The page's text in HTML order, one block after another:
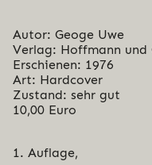
Autor: Geoge Uwe
Verlag: Hoffmann und
Erschienen: 1976
Art: Hardcover
Zustand: sehr gut
10,00 Euro
1. Auflage,